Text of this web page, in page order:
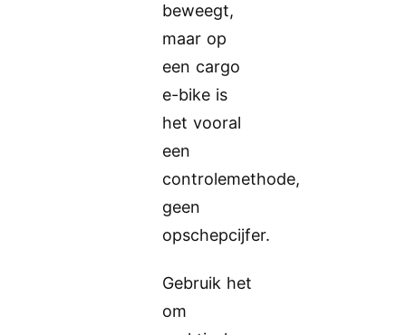
beweegt,
maar op
een cargo
e-bike is
het vooral
een
controlemethode,
geen
opschepcijfer.
Gebruik het
om